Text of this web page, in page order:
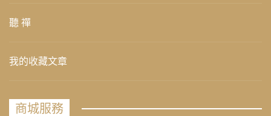
聽 禪
我的收藏文章
商城服務